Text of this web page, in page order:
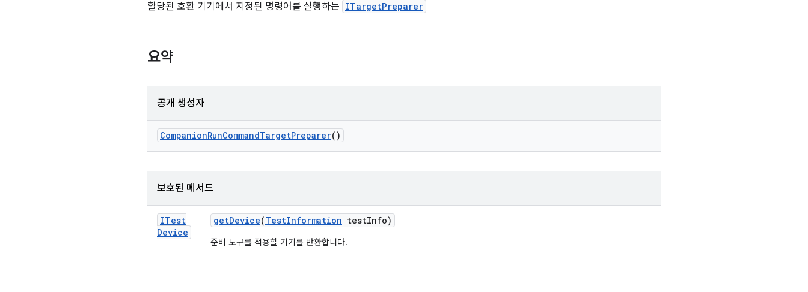
할당된 호환 기기에서 지정된 명령어를 실행하는 ITargetPreparer
요약
공개 생성자
CompanionRunCommandTargetPreparer()
보호된 메서드
ITest
Device
getDevice(TestInformation testInfo)
준비 도구를 적용할 기기를 반환합니다.